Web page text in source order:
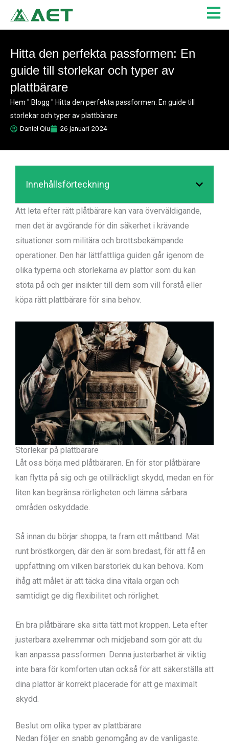
innehåll
Hitta den perfekta passformen: En
guide till storlekar och typer av
plattbärare
Hem " Blogg " Hitta den perfekta passformen: En guide till
storlekar och typer av plattbärare
Daniel Qiu
26 januari 2024
Innehållsförteckning
Att leta efter rätt plåtbärare kan vara överväldigande,
men det är avgörande för din säkerhet i krävande
situationer som militära och brottsbekämpande
operationer. Den här lättfattliga guiden går igenom de
olika typerna och storlekarna av plattor som du kan
stöta på och ger insikter till dem som vill förstå eller
köpa rätt plattbärare för sina behov.
Storlekar på plattbärare
Låt oss börja med plåtbäraren. En för stor plåtbärare
kan flytta på sig och ge otillräckligt skydd, medan en för
liten kan begränsa rörligheten och lämna sårbara
områden oskyddade.
Så innan du börjar shoppa, ta fram ett måttband. Mät
runt bröstkorgen, där den är som bredast, för att få en
uppfattning om vilken bärstorlek du kan behöva. Kom
ihåg att målet är att täcka dina vitala organ och
samtidigt ge dig flexibilitet och rörlighet.
En bra plåtbärare ska sitta tätt mot kroppen. Leta efter
justerbara axelremmar och midjeband som gör att du
kan anpassa passformen. Denna justerbarhet är viktig
inte bara för komforten utan också för att säkerställa att
dina plattor är korrekt placerade för att ge maximalt
skydd.
Beslut om olika typer av plattbärare
Nedan följer en snabb genomgång av de vanligaste.